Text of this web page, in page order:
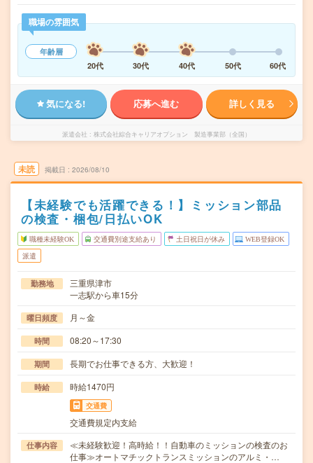
職場の雰囲気
年齢層
20代
30代 40代 50代 60代
気になる! 応募へ進む 詳しく見る
派遣会社 株式会社綜合キャリアオプション 製造事業部（全国）
未読 掲載日 2026/08/10
【未経験でも活躍できる！】ミッション部品
の検査・梱包/日払いOK
職種未経験OK 交通費別途支給あり 土日祝日が休み WEB登録OK
派遣
勤務地
三重県津市
一志駅から車15分
曜日頻度 月～金
時間 08:20～17:30
期間 長期でお仕事できる方、大歓迎！
時給 時給1470円
交通費
交通費規定内支給
仕事内容
≪未経験歓迎！高時給！！自動車のミッションの検査のお
仕事≫オートマチックトランスミッションのアルミ・…